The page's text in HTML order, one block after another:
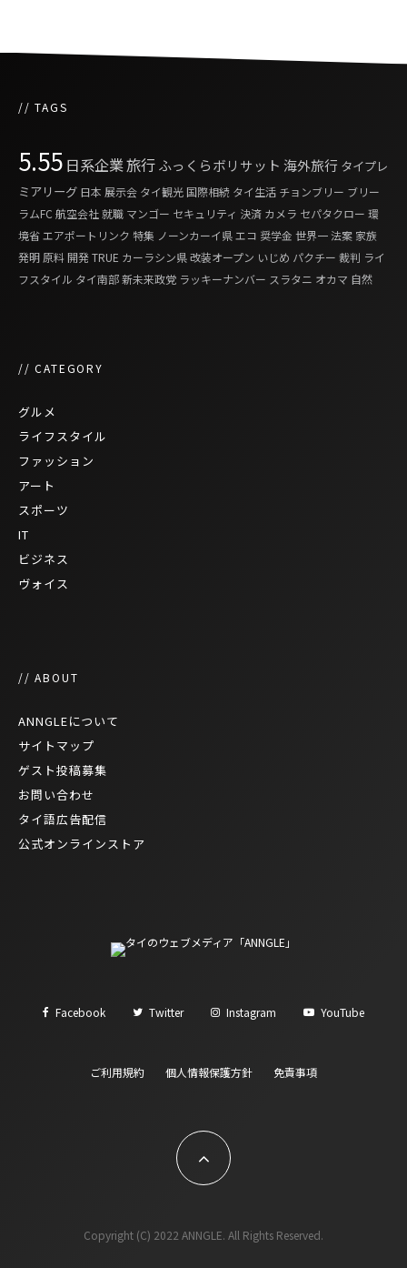
// TAGS
5.55 日系企業旅行ふっくらボリサット 海外旅行 タイプレ
ミアリーグ 日本 展示会 タイ観光 国際相続 タイ生活 チョンブリー ブリー
ラムFC 航空会社就職 マンゴー セキュリティ 決済 カメラ セパタクロー 環
境省エアポートリンク 特集 ノーンカーイ県エコ 奨学金 世界一法案 家族
発明 原料開発TRUE カーラシン県改装オープン いじめ パクチー 裁判 ライ
フスタイル タイ南部新未来政党 ラッキーナンバー スラタニ オカマ 自然
// CATEGORY
グルメ
ライフスタイル
ファッション
アート
スポーツ
IT
ビジネス
ヴォイス
// ABOUT
ANNGLEについて
サイトマップ
ゲスト投稿募集
お問い合わせ
タイ語広告配信
公式オンラインストア
Facebook Twitter Instagram YouTube
ご利用規約 個人情報保護方針 免責事項
Copyright (C) 2022 ANNGLE. All Rights Reserved.